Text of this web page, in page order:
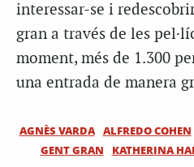
interessar-se i
gran a través de les
moment, més de 1.300
una entrada de manera
AGNÈS VARDA ALFREDO COHEN
GENT GRAN
KATHERINA